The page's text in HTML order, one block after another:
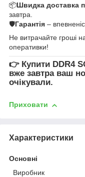
📦Швидка доставка
завтра.
🛡Гарантія –
Не витрачайте гроші
оперативки!
👉 Купити DDR4
вже завтра ваш
очікували.
Приховати
Характеристики
Основні
Виробник